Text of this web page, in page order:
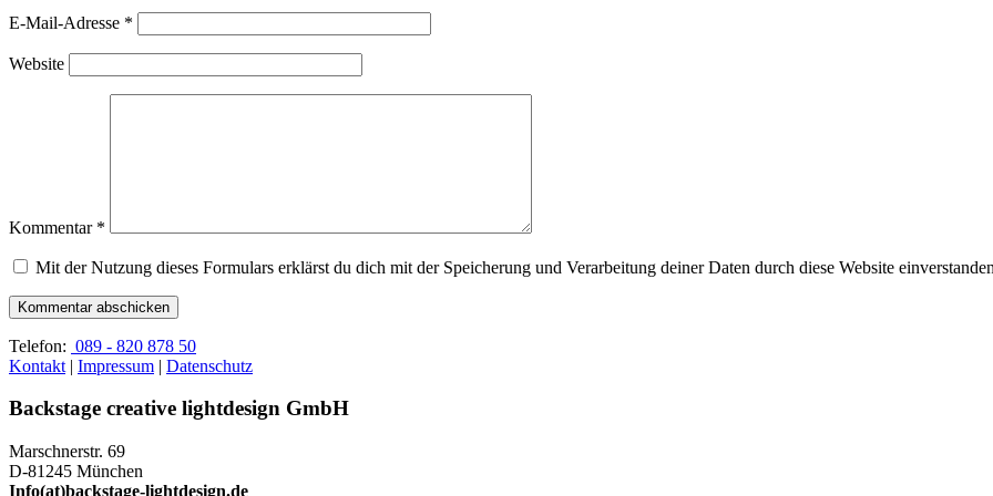
E-Mail-Adresse *
Website
Kommentar *
Mit der Nutzung dieses Formulars erklärst du dich mit der Speicherung und Verarbeitung deiner Daten durch diese Website
Telefon: 089 - 820 878 50
Kontakt | Impressum | Datenschutz
Backstage creative lightdesign GmbH
Marschnerstr. 69
D-81245 München
Info(at)backstage-lightdesign.de